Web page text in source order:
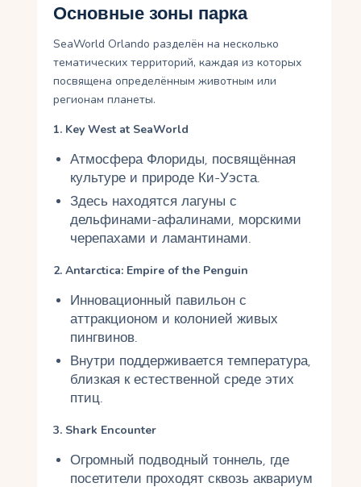
Основные зоны парка
SeaWorld Orlando разделён на несколько
тематических территорий, каждая из которых
посвящена определённым животным или
регионам планеты.
1. Key West at SeaWorld
Атмосфера Флориды, посвящённая
культуре и природе Ки-Уэста.
Здесь находятся лагуны с
дельфинами-афалинами, морскими
черепахами и ламантинами.
2. Antarctica: Empire of the Penguin
Инновационный павильон с
аттракционом и колонией живых
пингвинов.
Внутри поддерживается температура,
близкая к естественной среде этих
птиц.
3. Shark Encounter
Огромный подводный тоннель, где
посетители проходят сквозь аквариум